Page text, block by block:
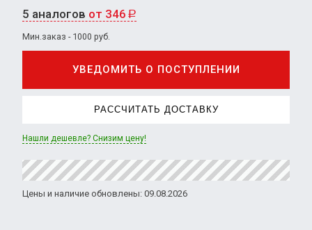
5 аналогов от 346 Р
Мин.заказ - 1000 руб.
УВЕДОМИТЬ О ПОСТУПЛЕНИИ
РАССЧИТАТЬ ДОСТАВКУ
Нашли дешевле? Снизим цену!
Цены и наличие обновлены: 09.08.2026